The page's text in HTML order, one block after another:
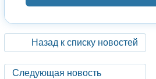
Назад к списку новостей
Следующая новость